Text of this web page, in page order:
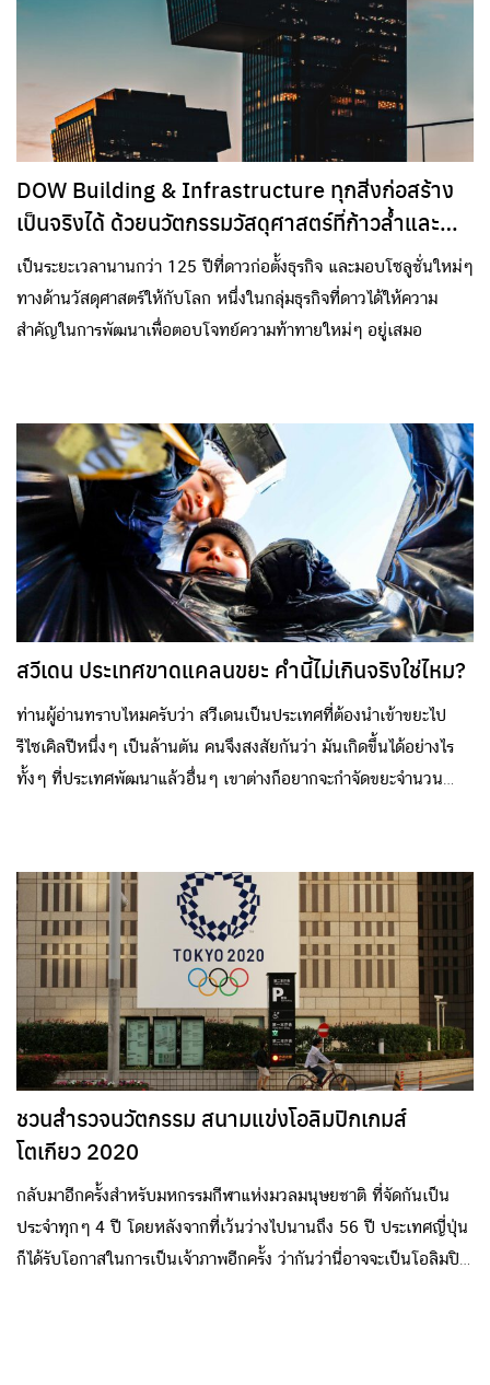
DOW Building & Infrastructure ทุกสิ่งก่อสร้าง
เป็นจริงได้ ด้วยนวัตกรรมวัสดุศาสตร์ที่ก้าวล้ำและ
ยั่งยืน
เป็นระยะเวลานานกว่า 125 ปีที่ดาวก่อตั้งธุรกิจ และมอบโซลูชั่นใหม่ๆ
ทางด้านวัสดุศาสตร์ให้กับโลก หนึ่งในกลุ่มธุรกิจที่ดาวได้ให้ความ
สำคัญในการพัฒนาเพื่อตอบโจทย์ความท้าทายใหม่ๆ อยู่เสมอ
สวีเดน ประเทศขาดแคลนขยะ คำนี้ไม่เกินจริงใช่ไหม?
ท่านผู้อ่านทราบไหมครับว่า สวีเดนเป็นประเทศที่ต้องนำเข้าขยะไป
รีไซเคิลปีหนึ่งๆ เป็นล้านตัน คนจึงสงสัยกันว่า มันเกิดขึ้นได้อย่างไร
ทั้งๆ ที่ประเทศพัฒนาแล้วอื่นๆ เขาต่างก็อยากจะกำจัดขยะจำนวน
อื่น
ชวนสำรวจนวัตกรรม สนามแข่งโอลิมปิกเกมส์
โตเกียว 2020
กลับมาอีกครั้งสำหรับมหกรรมกีฬาแห่งมวลมนุษยชาติ ที่จัดกันเป็น
ประจำทุกๆ 4 ปี โดยหลังจากที่เว้นว่างไปนานถึง 56 ปี ประเทศญี่ปุ่น
ก็ได้รับโอกาสในการเป็นเจ้าภาพอีกครั้ง ว่ากันว่านี่อาจจะเป็นโอลิมปิก